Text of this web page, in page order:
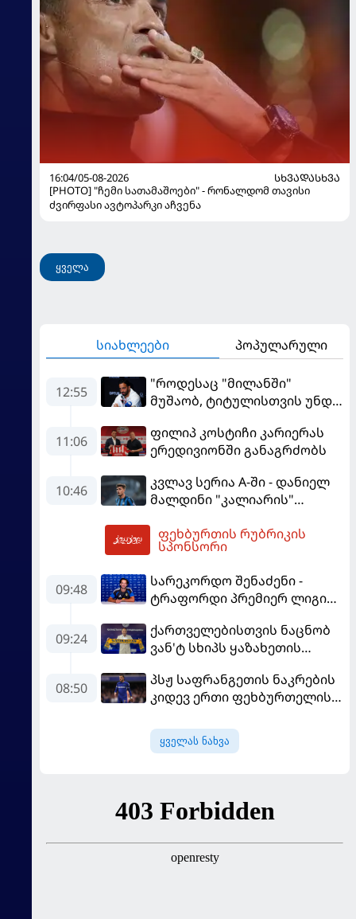
16:04/05-08-2026
ᲡᲮᲕᲐᲓᲐᲡᲮᲕᲐ
[PHOTO] "ჩემი სათამაშოები" - რონალდომ თავისი
ძვირფასი ავტოპარკი აჩვენა
ყველა
სიახლეები პოპულარული
12:55
"როდესაც "მილანში"
მუშაობ, ტიტულისთვის უნდა
"როსონერის" ფანები
დააიმედა
11:06
ფილიპ კოსტიჩი კარიერას
ერედივიონში განაგრძობს
10:46
კვლავ სერია A-ში - დანიელ
მალდინი "კალიარის"
ფეხბურთის რუბრიკის
სპონსორი
09:48
სარეკორდო შენაძენი -
ტრაფორდი პრემიერ ლიგის
09:24
ქართველებისთვის ნაცნობ
ვან'ტ სხიპს ყაზახეთის
08:50
პსჟ საფრანგეთის ნაკრების
კიდევ ერთი ფეხბურთელის
ყველას ნახვა